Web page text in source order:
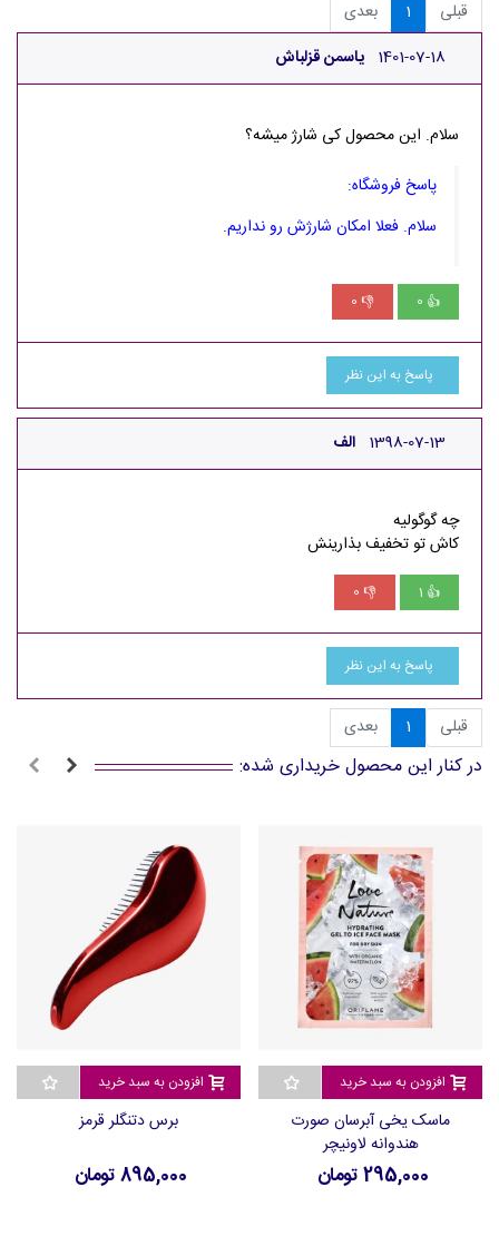
قبلی 1
بعدی
یاسمن قزلباش 1401-07-18
سلام. این محصول کی شارژ میشه؟
پاسخ فروشگاه:
سلام. فعلا امکان شارژش رو نداریم.
👍
0
👎
0
پاسخ به این نظر
الف 1398-07-13
چه گوگولیه
کاش تو تخفیف بذارینش
👍
1
👎
0
پاسخ به این نظر
قبلی 1 بعدی
در کنار این محصول خریداری شده:
افزودن به سبد خرید
ماسک یخی آبرسان صورت
هندوانه لاونیچر
295,000 تومان
افزودن به سبد خرید
برس دتنگلر قرمز
895,000 تومان